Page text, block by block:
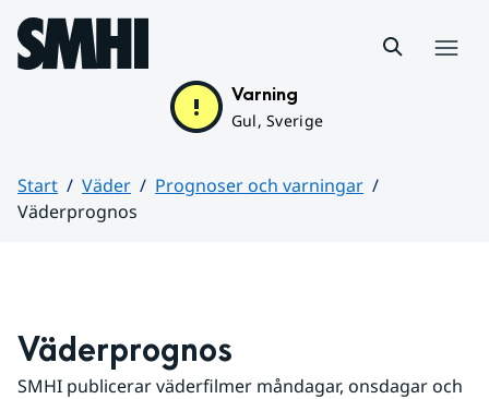
Hoppa till sidans innehåll
Varning
Gul, Sverige
Start Väder
Prognoser och varningar
Väderprognos
Väderprognos
SMHI publicerar väderfilmer måndagar, onsdagar och